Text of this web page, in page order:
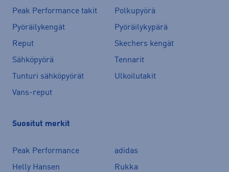
Peak Performance takit
Polkupyörä
Pyöräilykengät
Pyöräilykypärä
Reput
Skechers kengät
Sähköpyörä
Tennarit
Tunturi sähköpyörät
Ulkoilutakit
Vans-reput
Suositut merkit
Peak Performance
adidas
Helly Hansen
Rukka